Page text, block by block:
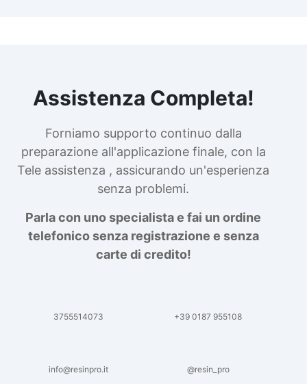
Assistenza Completa!
Forniamo supporto continuo dalla
preparazione all'applicazione finale, con la
Tele assistenza , assicurando un'esperienza
senza problemi.
Parla con uno specialista e fai un ordine
telefonico senza registrazione e senza
carte di credito!
3755514073 +39 0187 955108
info@resinpro.it @resin_pro